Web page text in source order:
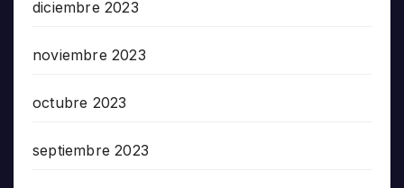
diciembre 2023
noviembre 2023
octubre 2023
septiembre 2023